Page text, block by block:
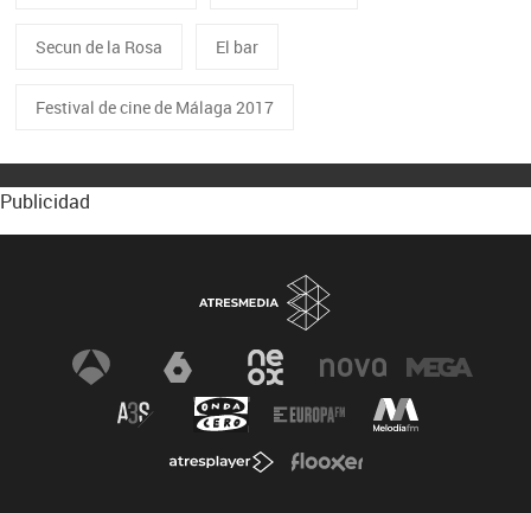
Secun de la Rosa El bar
Festival de cine de Málaga 2017
Publicidad